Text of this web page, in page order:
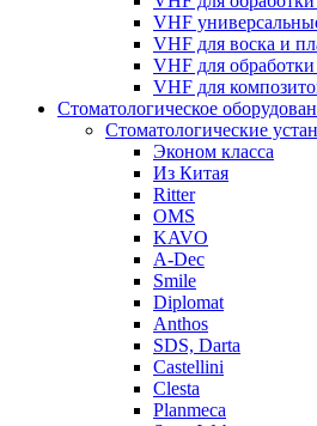
VHF
VHF для воска и
VHF для
VHF для
Стоматологическое
Стоматологические
Эконом класса
Из Китая
Ritter
OMS
KAVO
A-Dec
Smile
Diplomat
Anthos
SDS, Darta
Castellini
Clesta
Planmeca